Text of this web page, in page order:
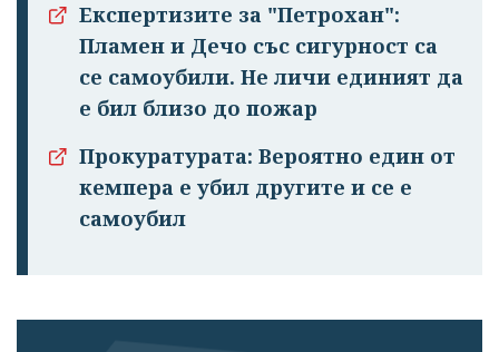
Експертизите за "Петрохан":
Пламен и Дечо със сигурност са
се самоубили. Не личи единият да
е бил близо до пожар
Прокуратурата: Вероятно един от
кемпера е убил другите и се е
самоубил